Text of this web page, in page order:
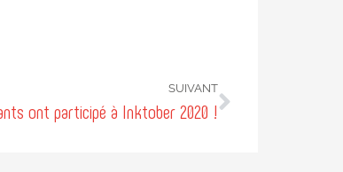
SUIVANT
ont participé à Inktober 2020 !